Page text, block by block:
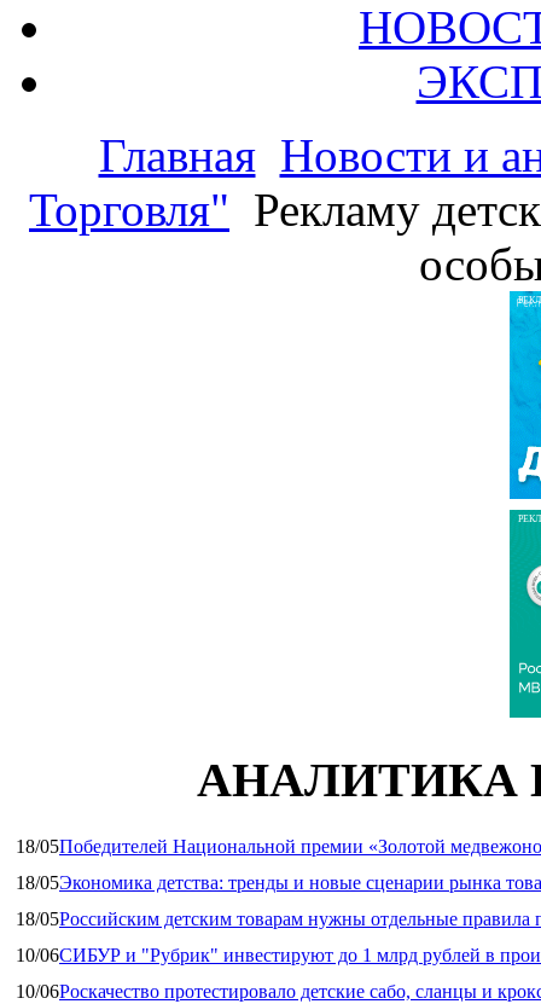
Главная Новости и
Торговля" Рекламу
АНАЛИТИКА
18/05Победителей Национальной премии «Золотой
18/05Экономика детства: тренды и новые сценарии рынка
18/05Российским детским товарам нужны отдельные правила
10/06СИБУР и "Рубрик" инвестируют до 1 млрд рублей в
10/06Роскачество протестировало детские сабо, сланцы и